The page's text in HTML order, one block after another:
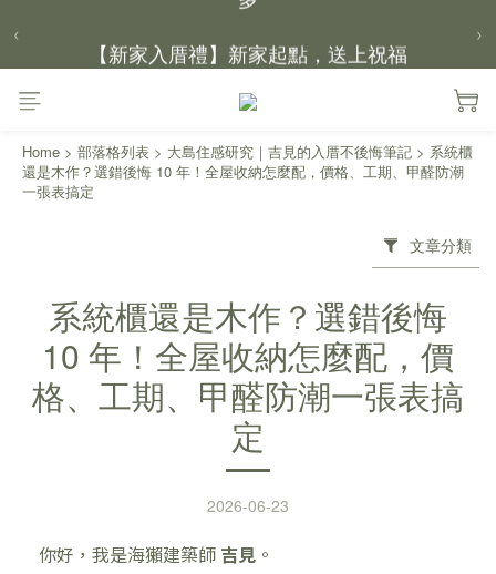
【 涼感家族 】天氣越熱，優惠越多
父親節｜靠山計劃，最高折 $2,500
‹ ›
Home > 部落格列表 > 大島住感研究｜吉見的入厝不後悔筆記 > 系統櫃
還是木作？選錯後悔 10 年！全屋收納怎麼配，價格、工期、甲醛防潮
一張表搞定
文章分類
系統櫃還是木作？選錯後悔
10 年！全屋收納怎麼配，價
格、工期、甲醛防潮一張表搞
定
2026-06-23
你好，我是海獺建築師 吉見 。